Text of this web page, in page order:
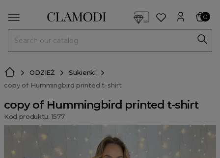
0
ODZIEŻ
Sukienki
copy of Hummingbird printed t-shirt
copy of Hummingbird printed t-shirt
Kod produktu: 1577